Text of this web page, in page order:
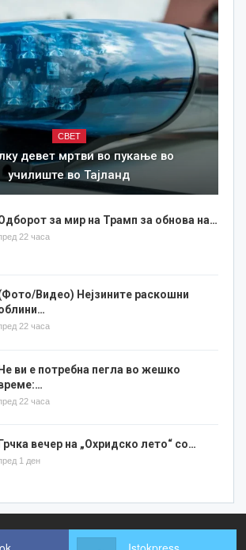
СВЕТ
девет мртви во пукање во
училиште во Тајланд
за мир на Трамп за обнова на…
22 часа
Видео) Нејзините раскошни
22 часа
Не ви е потребна пегла во жешко
22 часа
Грчка вечер на „Охридско лето“ со…
1 ден